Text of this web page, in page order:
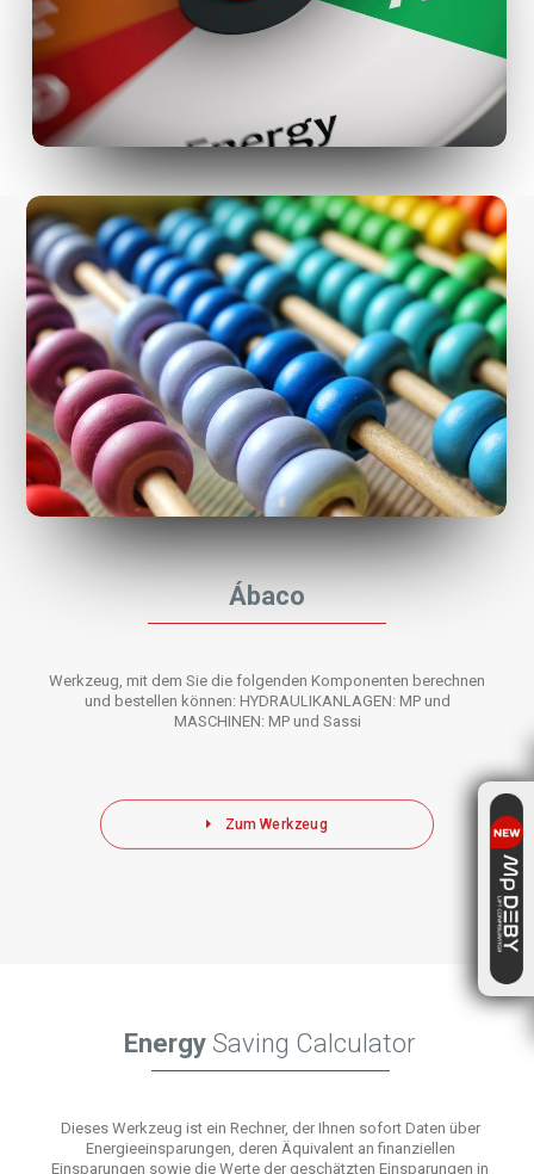
Ábaco
Werkzeug, mit dem Sie die folgenden Komponenten berechnen
und bestellen können: HYDRAULIKANLAGEN: MP und
MASCHINEN: MP und Sassi
Zum Werkzeug
Energy Saving Calculator
Dieses Werkzeug ist ein Rechner, der Ihnen sofort Daten über
Energieeinsparungen, deren Äquivalent an finanziellen
Einsparungen sowie die Werte der geschätzten Einsparungen in